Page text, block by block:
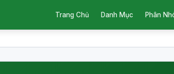
Trang Chủ Danh Mục Phân